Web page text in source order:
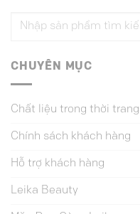
CHUYÊN MỤC
Chất liệu trong thời trang
Chính sách khách hàng
Hỗ trợ khách hàng
Leika Beauty